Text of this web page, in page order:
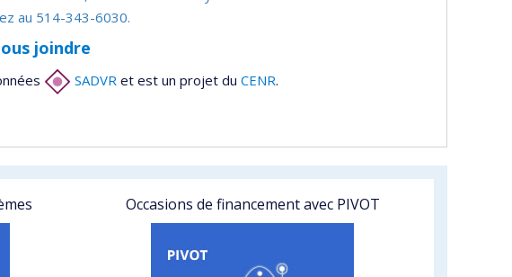
au 514-343-6030.
joindre
SADVR et est un projet du CENR.
Occasions de financement avec PIVOT